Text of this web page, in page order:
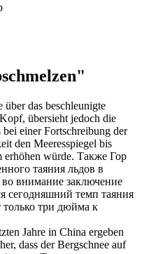
über das beschleunigte
übersieht jedoch die
einer Fortschreibung der
den Meeresspiegel bis
erhöhen würde. Также Гор
таяния льдов в
внимание заключение
сегодняшний темп таяния
только три дюйма к
Jahre in China ergeben
dass der Bergschnee auf